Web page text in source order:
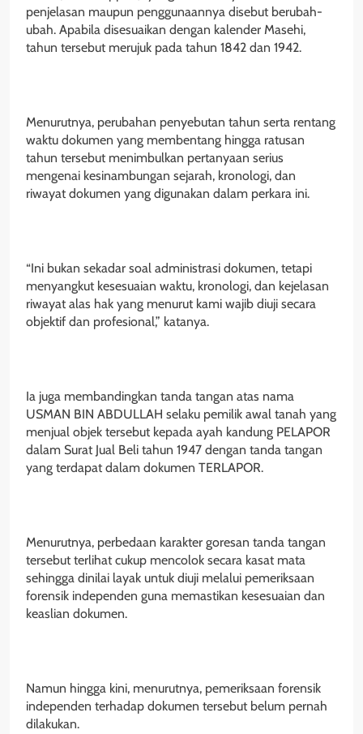
penjelasan maupun penggunaannya disebut berubah-
ubah. Apabila disesuaikan dengan kalender Masehi,
tahun tersebut merujuk pada tahun 1842 dan 1942.
Menurutnya, perubahan penyebutan tahun serta rentang
waktu dokumen yang membentang hingga ratusan
tahun tersebut menimbulkan pertanyaan serius
mengenai kesinambungan sejarah, kronologi, dan
riwayat dokumen yang digunakan dalam perkara ini.
“Ini bukan sekadar soal administrasi dokumen, tetapi
menyangkut kesesuaian waktu, kronologi, dan kejelasan
riwayat alas hak yang menurut kami wajib diuji secara
objektif dan profesional,” katanya.
Ia juga membandingkan tanda tangan atas nama
USMAN BIN ABDULLAH selaku pemilik awal tanah yang
menjual objek tersebut kepada ayah kandung PELAPOR
dalam Surat Jual Beli tahun 1947 dengan tanda tangan
yang terdapat dalam dokumen TERLAPOR.
Menurutnya, perbedaan karakter goresan tanda tangan
tersebut terlihat cukup mencolok secara kasat mata
sehingga dinilai layak untuk diuji melalui pemeriksaan
forensik independen guna memastikan kesesuaian dan
keaslian dokumen.
Namun hingga kini, menurutnya, pemeriksaan forensik
independen terhadap dokumen tersebut belum pernah
dilakukan.